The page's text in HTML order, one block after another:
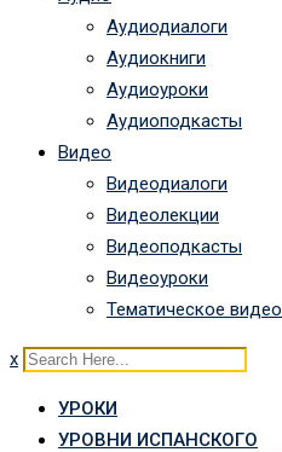
Аудиодиалоги
Аудиокниги
Аудиоуроки
Аудиоподкасты
Видео
Видеодиалоги
Видеолекции
Видеоподкасты
Видеоуроки
Тематическое видео
x
УРОКИ
УРОВНИ ИСПАНСКОГО